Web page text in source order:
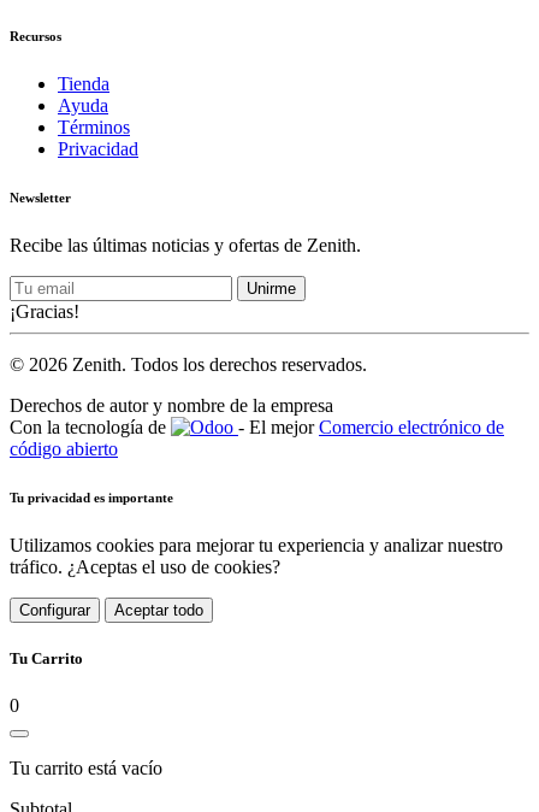
Recursos
Tienda
Ayuda
Términos
Privacidad
Newsletter
Recibe las últimas noticias y ofertas de Zenith.
Unirme
¡Gracias!
© 2026 Zenith. Todos los derechos reservados.
Derechos de autor y nombre de la empresa
Con la tecnología de
- El mejorComercio electrónico de
código abierto
Tu privacidad es importante
Utilizamos cookies para mejorar tu experiencia y analizar nuestro
tráfico. ¿Aceptas el uso de cookies?
Configurar Aceptar todo
Tu Carrito
0
Tu carrito está vacío